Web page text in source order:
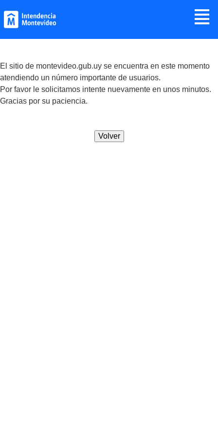
≣
El sitio de montevideo.gub.uy se encuentra en este momento
atendiendo un número importante de usuarios.
Por favor le solicitamos intente nuevamente en unos minutos.
Gracias por su paciencia.
Volver